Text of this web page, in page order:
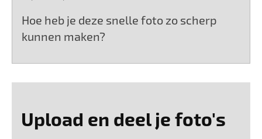
Hoe heb je deze snelle foto zo scherp
kunnen maken?
Upload en deel je foto's